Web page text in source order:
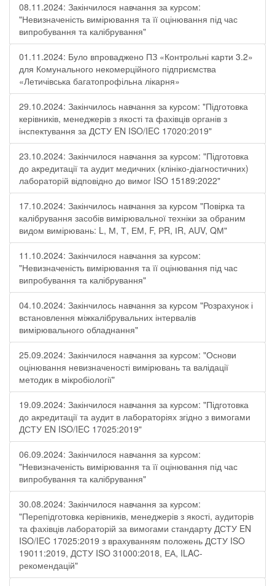
08.11.2024: Закінчилося навчання за курсом:
"Невизначеність вимірювання та її оцінювання під час
випробування та калібрування"
01.11.2024: Було впроваджено ПЗ «Контрольні карти 3.2»
для Комунального некомерційного підприємства
«Летичівська багатопрофільна лікарня»
29.10.2024: Закінчилось навчання за курсом: "Підготовка
керівників, менеджерів з якості та фахівців органів з
інспектування за ДСТУ EN ISO/IEC 17020:2019"
23.10.2024: Закінчилося навчання за курсом: "Підготовка
до акредитації та аудит медичних (клініко-діагностичних)
лабораторій відповідно до вимог ISO 15189:2022"
17.10.2024: Закінчилось навчання за курсом "Повірка та
калібрування засобів вимірювальної техніки за обраним
видом вимірювань: L, М, Т, ЕМ, F, РR, ІR, АUV, QМ"
11.10.2024: Закінчилося навчання за курсом:
"Невизначеність вимірювання та її оцінювання під час
випробування та калібрування"
04.10.2024: Закінчилось навчання за курсом "Розрахунок і
встановлення міжкалібрувальних інтервалів
вимірювального обладнання"
25.09.2024: Закінчилося навчання за курсом: "Основи
оцінювання невизначеності вимірювань та валідації
методик в мікробіології"
19.09.2024: Закінчилося навчання за курсом: "Підготовка
до акредитації та аудит в лабораторіях згідно з вимогами
ДСТУ EN ISO/IEC 17025:2019"
06.09.2024: Закінчилося навчання за курсом:
"Невизначеність вимірювання та її оцінювання під час
випробування та калібрування"
30.08.2024: Закінчилося навчання за курсом:
"Перепідготовка керівників, менеджерів з якості, аудиторів
та фахівців лабораторій за вимогами стандарту ДСТУ EN
ISO/IEC 17025:2019 з врахуванням положень ДСТУ ISO
19011:2019, ДСТУ ISO 31000:2018, ЕА, ILAC-
рекомендацій"